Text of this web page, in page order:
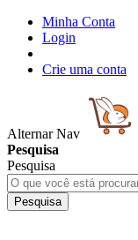
Minha Conta
Login
Crie uma conta
Alternar Nav
Pesquisa
Pesquisa
Pesquisa